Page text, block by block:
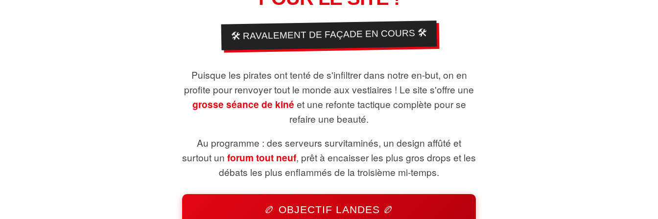
🛠️ RAVALEMENT DE FAÇADE EN COURS 🛠️
Puisque les pirates ont tenté de s'infiltrer dans notre en-but, on en
profite pour renvoyer tout le monde aux vestiaires ! Le site s'offre une
grosse séance de kiné et une refonte tactique complète pour se
refaire une beauté.
Au programme : des serveurs survitaminés, un design affûté et
surtout un forum tout neuf, prêt à encaisser les plus gros drops et les
débats les plus enflammés de la troisième mi-temps.
🏉 OBJECTIF LANDES 🏉